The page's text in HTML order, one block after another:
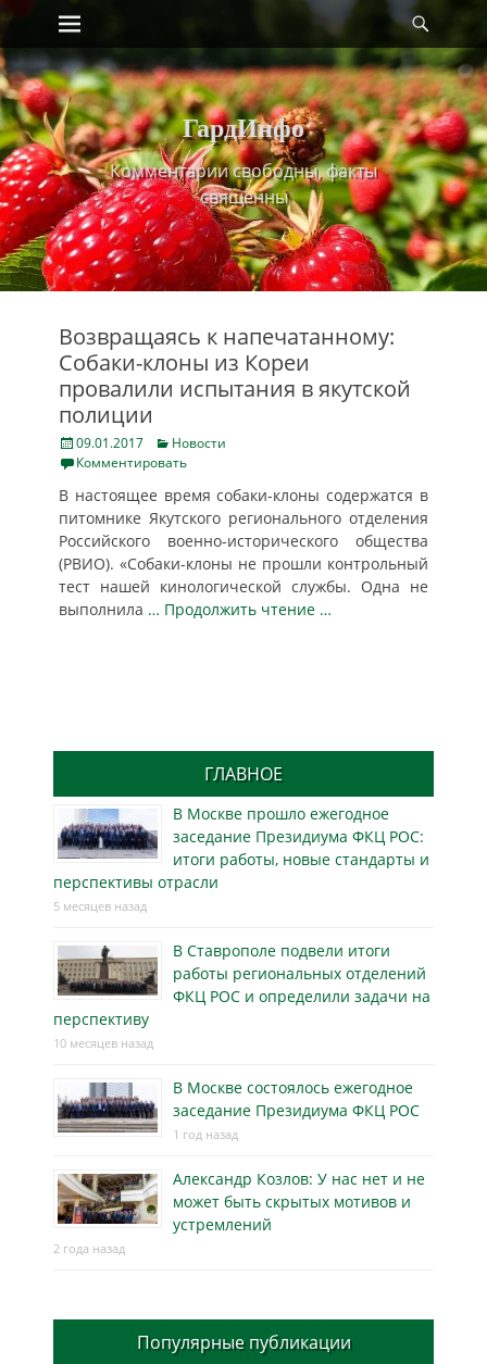
Skip
content
Primary Menu
ГардИнфо
Комментарии свободны, факты
священны
Возвращаясь к напечатанному:
Собаки-клоны из Кореи
провалили испытания в якутской
полиции
Posted
on
09.01.2017 Categories
Новости
Комментировать
В настоящее время собаки-клоны содержатся в
питомнике Якутского регионального отделения
Российского военно-исторического общества
(РВИО). «Собаки-клоны не прошли контрольный
тест нашей кинологической службы. Одна не
выполнила … Продолжить чтение …
ГЛАВНОЕ
В Москве прошло ежегодное
заседание Президиума ФКЦ РОС:
итоги работы, новые стандарты и
перспективы отрасли
5 месяцев назад
В Ставрополе подвели итоги
работы региональных отделений
ФКЦ РОС и определили задачи на
перспективу
10 месяцев назад
В Москве состоялось ежегодное
заседание Президиума ФКЦ РОС
1 год назад
Александр Козлов: У нас нет и не
может быть скрытых мотивов и
устремлений
2 года назад
Популярные публикации